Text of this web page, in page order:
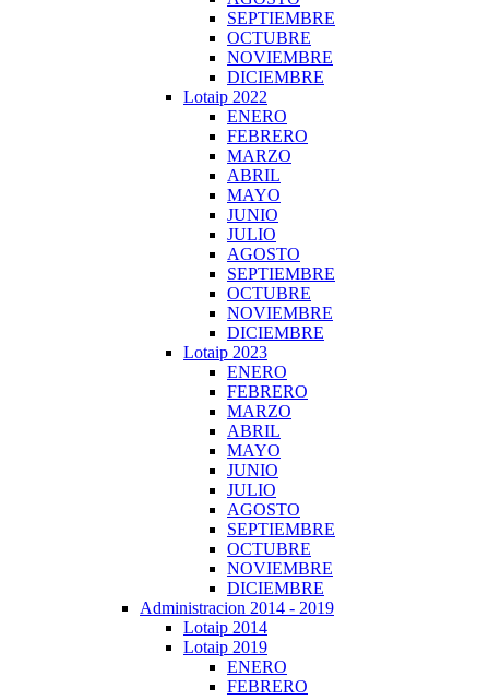
SEPTIEMBRE
OCTUBRE
NOVIEMBRE
DICIEMBRE
Lotaip 2022
ENERO
FEBRERO
MARZO
ABRIL
MAYO
JUNIO
JULIO
AGOSTO
SEPTIEMBRE
OCTUBRE
NOVIEMBRE
DICIEMBRE
Lotaip 2023
ENERO
FEBRERO
MARZO
ABRIL
MAYO
JUNIO
JULIO
AGOSTO
SEPTIEMBRE
OCTUBRE
NOVIEMBRE
DICIEMBRE
Administracion 2014 - 2019
Lotaip 2014
Lotaip 2019
ENERO
FEBRERO